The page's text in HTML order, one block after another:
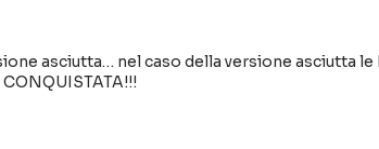
asciutta… nel caso della versione asciutta